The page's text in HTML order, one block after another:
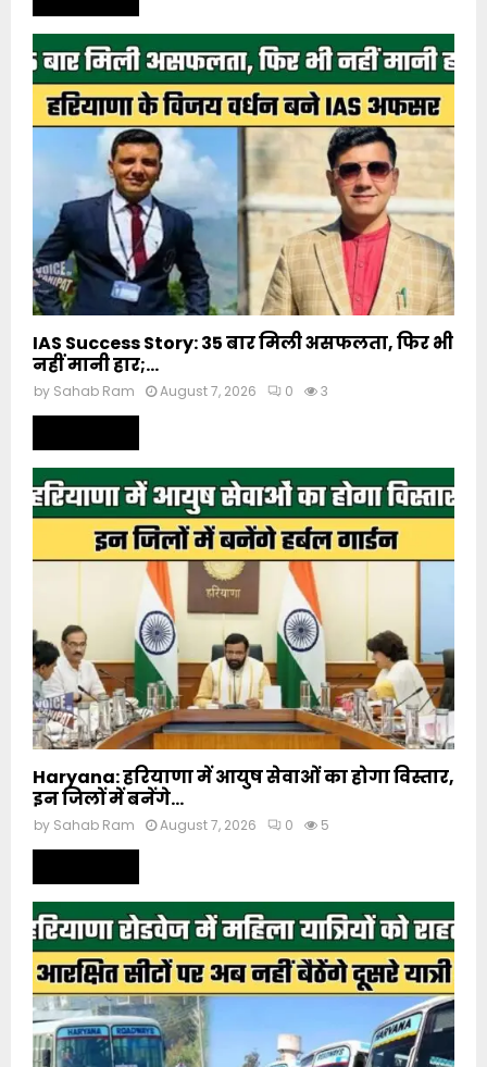
IAS Success Story: 35 बार मिली असफलता, फिर भी
नहीं मानी हार;...
by Sahab Ram August 7, 2026 0 3
Haryana: हरियाणा में आयुष सेवाओं का होगा विस्तार,
इन जिलों में बनेंगे...
by Sahab Ram August 7, 2026 0 5